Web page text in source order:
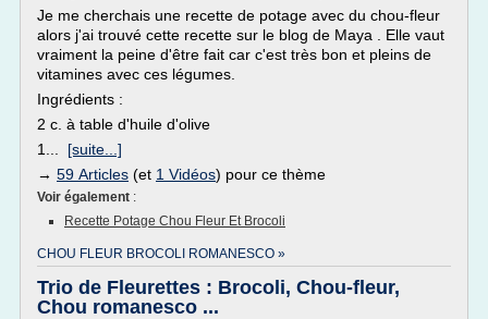
Je me cherchais une recette de potage avec du chou-fleur
alors j'ai trouvé cette recette sur le blog de Maya . Elle vaut
vraiment la peine d'être fait car c'est très bon et pleins de
vitamines avec ces légumes.
Ingrédients :
2 c. à table d'huile d'olive
1... [suite...]
→ 59 Articles (et 1 Vidéos) pour ce thème
Voir également :
Recette Potage Chou Fleur Et Brocoli
CHOU FLEUR BROCOLI ROMANESCO »
Trio de Fleurettes : Brocoli, Chou-fleur,
Chou romanesco ...